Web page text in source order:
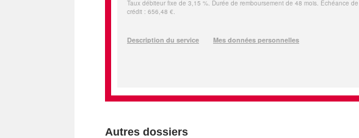
Autres dossiers